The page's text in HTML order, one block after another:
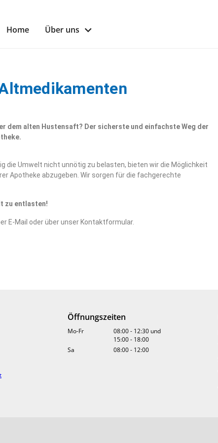
Home Über uns
dem alten Hustensaft? Der sicherste und einfachste Weg der
die Umwelt nicht unnötig zu belasten, bieten wir die Möglichkeit
Apotheke abzugeben. Wir sorgen für die fachgerechte
zu entlasten!
E-Mail oder über unser Kontaktformular.
Öffnungszeiten
Mo-Fr 08:00- 12:30 und
15:00- 18:00
Sa
08:00- 12:00